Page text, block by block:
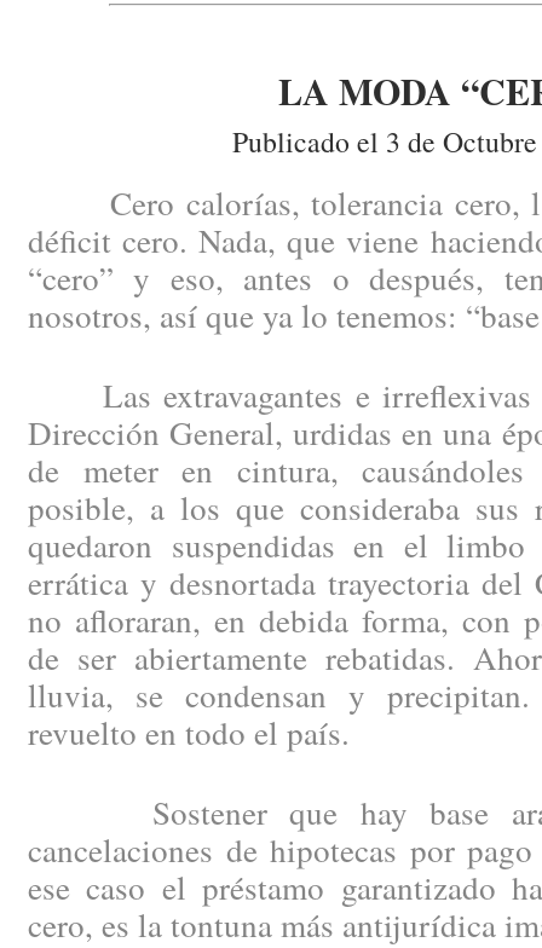
LA MODA
Publicado el 3 de
Cero calorías, tolerancia cero,
déficit cero. Nada, que viene
“cero” y eso, antes o después,
nosotros, así que ya lo tenemos:
Las extravagantes e irreflexivas
Dirección General, urdidas en una
de meter en cintura,
posible, a los que consideraba sus
quedaron suspendidas en el
errática y desnortada trayectoria
no afloraran, en debida forma, con
de ser abiertamente rebatidas.
lluvia, se condensan y
revuelto en todo el país.
Sostener que hay base
cancelaciones de hipotecas por
ese caso el préstamo garantizado
cero, es la tontuna más antijurídica